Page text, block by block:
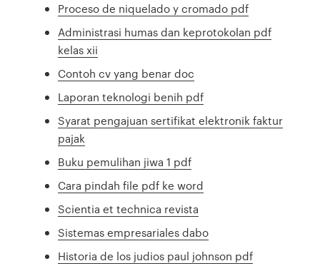
Proceso de niquelado y cromado pdf
Administrasi humas dan keprotokolan pdf
kelas xii
Contoh cv yang benar doc
Laporan teknologi benih pdf
Syarat pengajuan sertifikat elektronik faktur
pajak
Buku pemulihan jiwa 1 pdf
Cara pindah file pdf ke word
Scientia et technica revista
Sistemas empresariales dabo
Historia de los judios paul johnson pdf